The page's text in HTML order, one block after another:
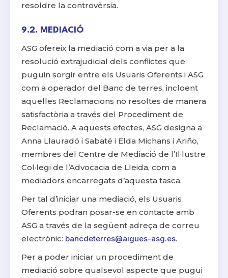
resoldre la controvèrsia.
9.2. MEDIACIÓ
ASG ofereix la mediació com a via per a la
resolució extrajudicial dels conflictes que
puguin sorgir entre els Usuaris Oferents i ASG
com a operador del Banc de terres, incloent
aquelles Reclamacions no resoltes de manera
satisfactòria a través del Procediment de
Reclamació. A aquests efectes, ASG designa a
Anna Llauradó i Sabaté i Elda Michans i Ariño,
membres del Centre de Mediació de l’Il·lustre
Col·legi de l’Advocacia de Lleida, com a
mediadors encarregats d’aquesta tasca.
Per tal d’iniciar una mediació, els Usuaris
Oferents podran posar-se en contacte amb
ASG a través de la següent adreça de correu
electrònic: bancdeterres@aigues-asg.es.
Per a poder iniciar un procediment de
mediació sobre qualsevol aspecte que pugui